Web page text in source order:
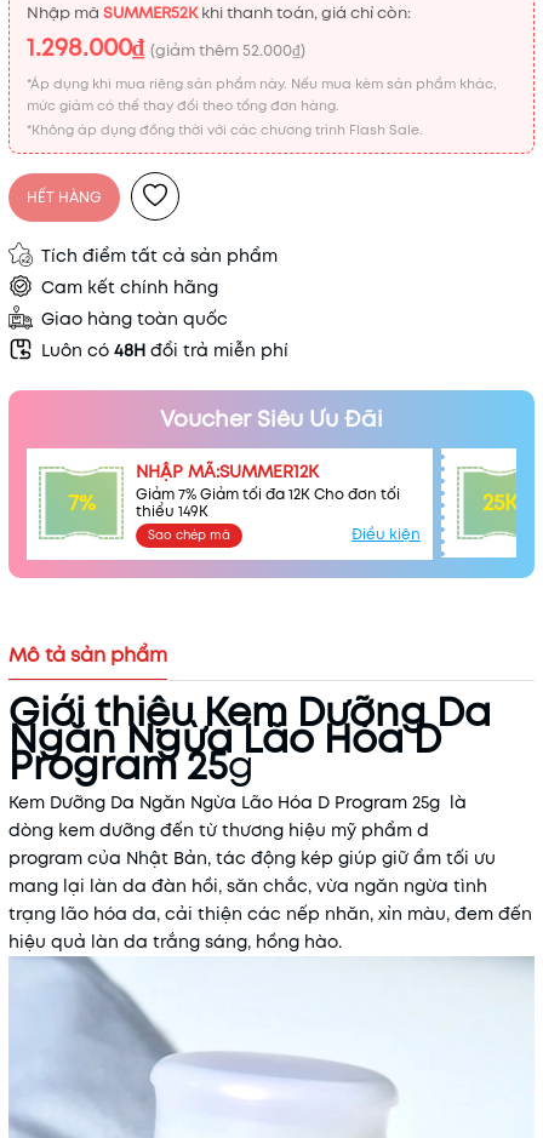
Nhập mã SUMMER52Kkhi thanh toán, giá chỉ còn:
1.298.000₫ (giảm thêm52.000₫)
*Áp dụng khi mua riêng sản phẩm này. Nếu mua kèm sản phẩm khác,
mức giảm có thể thay đổi theo tổng đơn hàng.
*Không áp dụng đồng thời với các chương trình Flash Sale.
HẾT HÀNG
Tích điểm tất cả sản phẩm
Cam kết chính hãng
Giao hàng toàn quốc
Luôn có 48H đổi trả miễn phí
Voucher Siêu Ưu Đãi
7%
NHẬP MÃ:SUMMER12K
Giảm 7% Giảm tối đa 12K Cho đơn tối
thiểu 149K
Sao chép mã Điều kiện
25K
Mã khuyến mãi:
Điều kiện:
Mô tả sản phẩm
Giới thiệu Kem Dưỡng Da
Ngăn Ngừa Lão Hóa D
Program 25g
Kem Dưỡng Da Ngăn Ngừa Lão Hóa D Program 25g là
dòng kem dưỡng đến từ thương hiệu mỹ phẩm d
program của Nhật Bản, tác động kép giúp giữ ẩm tối ưu
mang lại làn da đàn hồi, săn chắc, vừa ngăn ngừa tình
trạng lão hóa da, cải thiện các nếp nhăn, xỉn màu, đem đến
hiệu quả làn da trắng sáng, hồng hào.